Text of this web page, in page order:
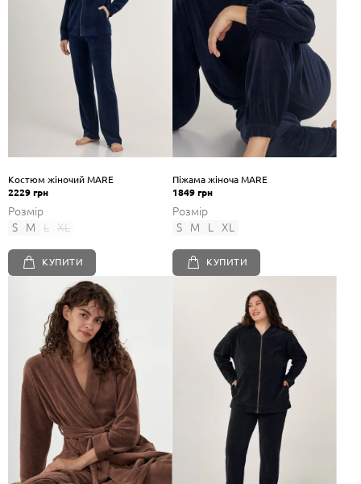
Костюм жіночий MARE
2229 грн
Розмір
S
M L XL
КУПИТИ
Піжама жіноча MARE
1849 грн
Розмір
S
M L XL
КУПИТИ